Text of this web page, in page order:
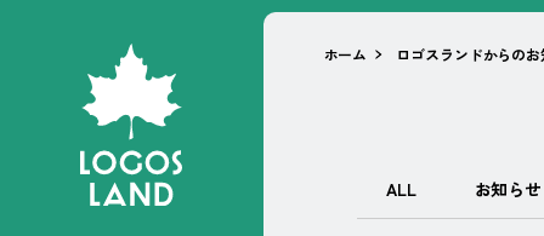
ホーム ロゴスランドからの
ALL お知らせ